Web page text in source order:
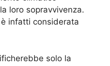
loro sopravvivenza.
infatti considerata
solo la